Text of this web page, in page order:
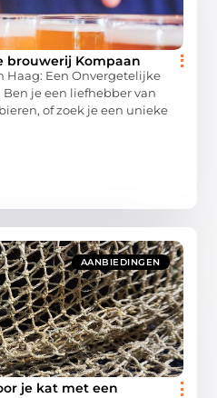
brouwerij Kompaan
Haag: Een Onvergetelijke
je een liefhebber van
of zoek je een unieke
AANBIEDINGEN
je kat met een